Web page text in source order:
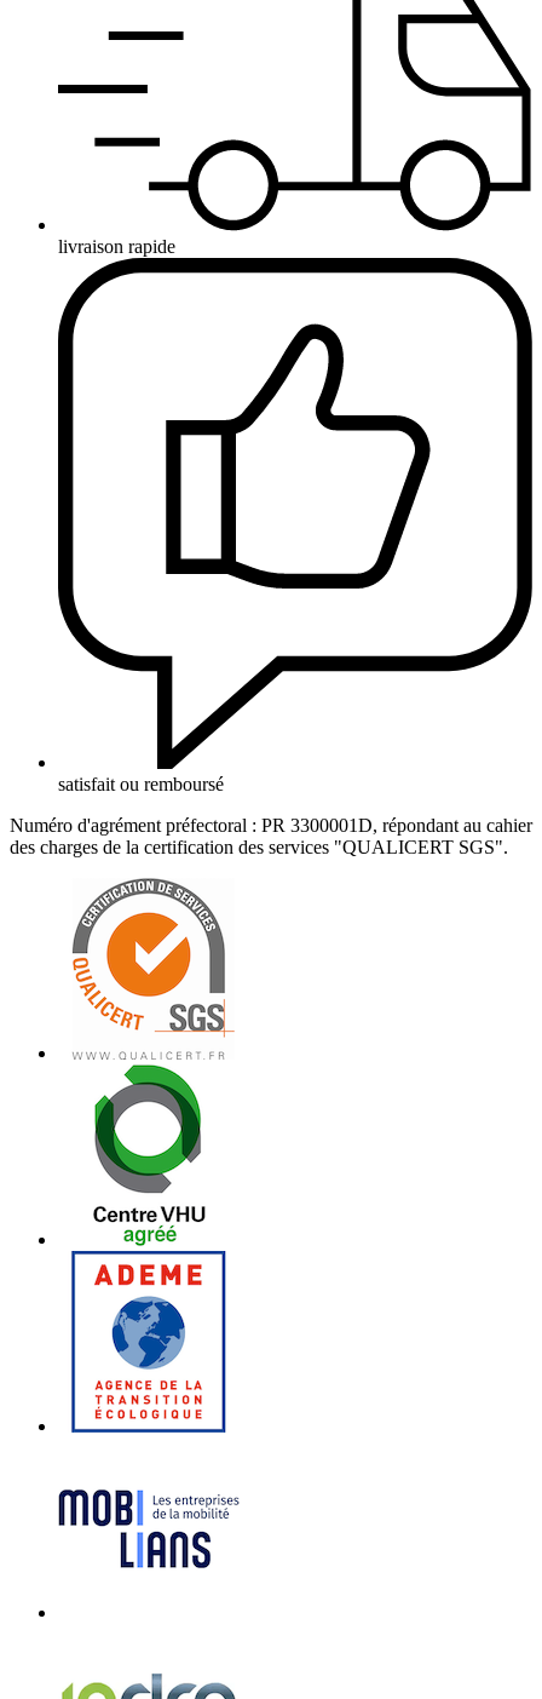
livraison rapide
satisfait ou remboursé
Numéro d'agrément préfectoral : PR 3300001D, répondant au cahier
des charges de la certification des services "QUALICERT SGS".